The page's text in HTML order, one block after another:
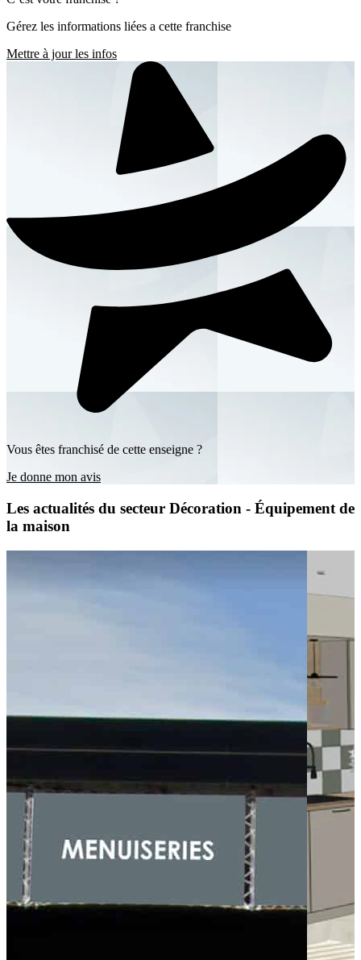
Gérez les informations liées a cette franchise
Mettre à jour les infos
Vous êtes franchisé de cette enseigne ?
Je donne mon avis
Les actualités du secteur Décoration - Équipement de
la maison